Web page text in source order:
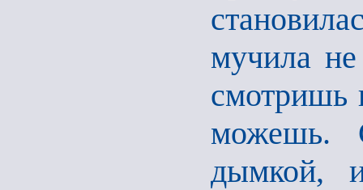
мучила
смотришь
можешь.
дымкой,